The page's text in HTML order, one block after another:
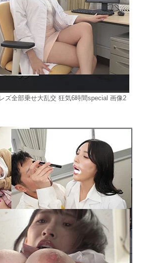
ズ全部乗せ大乱交 狂気6時間special 画像2